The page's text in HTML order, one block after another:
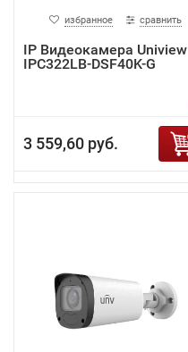
избранное сравнить
IP Видеокамера Uniview
IPC322LB-DSF40K-G
3 559,60 руб.